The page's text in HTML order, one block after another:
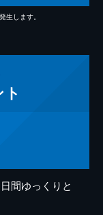
します。
間ゆっくりと